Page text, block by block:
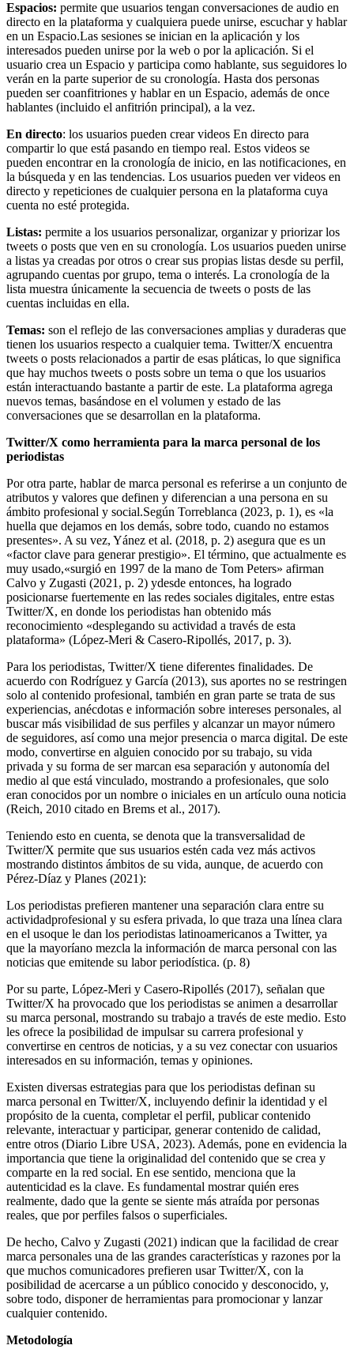
Espacios: permite que usuarios tengan conversaciones de audio en
directo en la plataforma y cualquiera puede unirse, escuchar y hablar
en un Espacio.Las sesiones se inician en la aplicación y los
interesados pueden unirse por la web o por la aplicación. Si el
usuario crea un Espacio y participa como hablante, sus seguidores lo
verán en la parte superior de su cronología. Hasta dos personas
pueden ser coanfitriones y hablar en un Espacio, además de once
hablantes (incluido el anfitrión principal), a la vez.
En directo: los usuarios pueden crear videos En directo para
compartir lo que está pasando en tiempo real. Estos videos se
pueden encontrar en la cronología de inicio, en las notificaciones, en
la búsqueda y en las tendencias. Los usuarios pueden ver videos en
directo y repeticiones de cualquier persona en la plataforma cuya
cuenta no esté protegida.
Listas: permite a los usuarios personalizar, organizar y priorizar los
tweets o posts que ven en su cronología. Los usuarios pueden unirse
a listas ya creadas por otros o crear sus propias listas desde su perfil,
agrupando cuentas por grupo, tema o interés. La cronología de la
lista muestra únicamente la secuencia de tweets o posts de las
cuentas incluidas en ella.
Temas: son el reflejo de las conversaciones amplias y duraderas que
tienen los usuarios respecto a cualquier tema. Twitter/X encuentra
tweets o posts relacionados a partir de esas pláticas, lo que significa
que hay muchos tweets o posts sobre un tema o que los usuarios
están interactuando bastante a partir de este. La plataforma agrega
nuevos temas, basándose en el volumen y estado de las
conversaciones que se desarrollan en la plataforma.
Twitter/X como herramienta para la marca personal de los
periodistas
Por otra parte, hablar de marca personal es referirse a un conjunto de
atributos y valores que definen y diferencian a una persona en su
ámbito profesional y social.Según Torreblanca (2023, p. 1), es «la
huella que dejamos en los demás, sobre todo, cuando no estamos
presentes». A su vez, Yánez et al. (2018, p. 2) asegura que es un
«factor clave para generar prestigio». El término, que actualmente es
muy usado,«surgió en 1997 de la mano de Tom Peters» afirman
Calvo y Zugasti (2021, p. 2) ydesde entonces, ha logrado
posicionarse fuertemente en las redes sociales digitales, entre estas
Twitter/X, en donde los periodistas han obtenido más
reconocimiento «desplegando su actividad a través de esta
plataforma» (López-Meri & Casero-Ripollés, 2017, p. 3).
Para los periodistas, Twitter/X tiene diferentes finalidades. De
acuerdo con Rodríguez y García (2013), sus aportes no se restringen
solo al contenido profesional, también en gran parte se trata de sus
experiencias, anécdotas e información sobre intereses personales, al
buscar más visibilidad de sus perfiles y alcanzar un mayor número
de seguidores, así como una mejor presencia o marca digital. De este
modo, convertirse en alguien conocido por su trabajo, su vida
privada y su forma de ser marcan esa separación y autonomía del
medio al que está vinculado, mostrando a profesionales, que solo
eran conocidos por un nombre o iniciales en un artículo ouna noticia
(Reich, 2010 citado en Brems et al., 2017).
Teniendo esto en cuenta, se denota que la transversalidad de
Twitter/X permite que sus usuarios estén cada vez más activos
mostrando distintos ámbitos de su vida, aunque, de acuerdo con
Pérez-Díaz y Planes (2021):
Los periodistas prefieren mantener una separación clara entre su
actividadprofesional y su esfera privada, lo que traza una línea clara
en el usoque le dan los periodistas latinoamericanos a Twitter, ya
que la mayoríano mezcla la información de marca personal con las
noticias que emitende su labor periodística. (p. 8)
Por su parte, López-Meri y Casero-Ripollés (2017), señalan que
Twitter/X ha provocado que los periodistas se animen a desarrollar
su marca personal, mostrando su trabajo a través de este medio. Esto
les ofrece la posibilidad de impulsar su carrera profesional y
convertirse en centros de noticias, y a su vez conectar con usuarios
interesados en su información, temas y opiniones.
Existen diversas estrategias para que los periodistas definan su
marca personal en Twitter/X, incluyendo definir la identidad y el
propósito de la cuenta, completar el perfil, publicar contenido
relevante, interactuar y participar, generar contenido de calidad,
entre otros (Diario Libre USA, 2023). Además, pone en evidencia la
importancia que tiene la originalidad del contenido que se crea y
comparte en la red social. En ese sentido, menciona que la
autenticidad es la clave. Es fundamental mostrar quién eres
realmente, dado que la gente se siente más atraída por personas
reales, que por perfiles falsos o superficiales.
De hecho, Calvo y Zugasti (2021) indican que la facilidad de crear
marca personales una de las grandes características y razones por la
que muchos comunicadores prefieren usar Twitter/X, con la
posibilidad de acercarse a un público conocido y desconocido, y,
sobre todo, disponer de herramientas para promocionar y lanzar
cualquier contenido.
Metodología